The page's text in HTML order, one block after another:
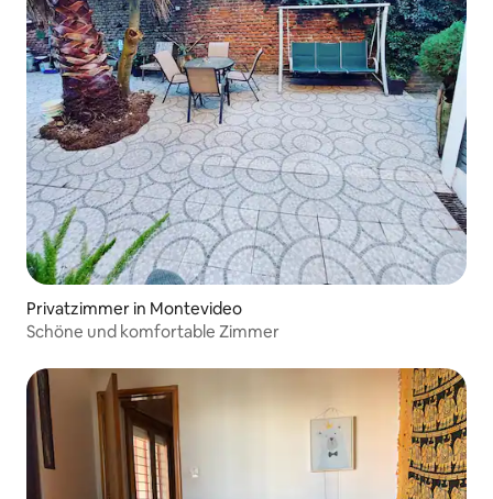
Privatzimmer in Montevideo
Schöne und komfortable Zimmer